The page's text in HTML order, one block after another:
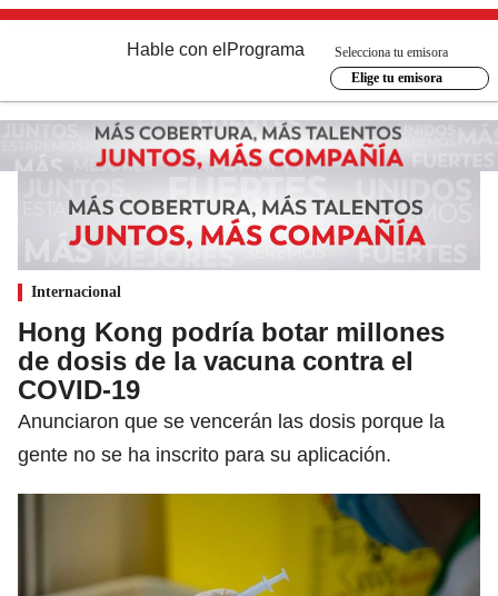
Hable con el Programa
Selecciona tu emisora
Elige tu emisora
Internacional
Hong Kong podría botar millones
de dosis de la vacuna contra el
COVID-19
Anunciaron que se vencerán las dosis porque la
gente no se ha inscrito para su aplicación.